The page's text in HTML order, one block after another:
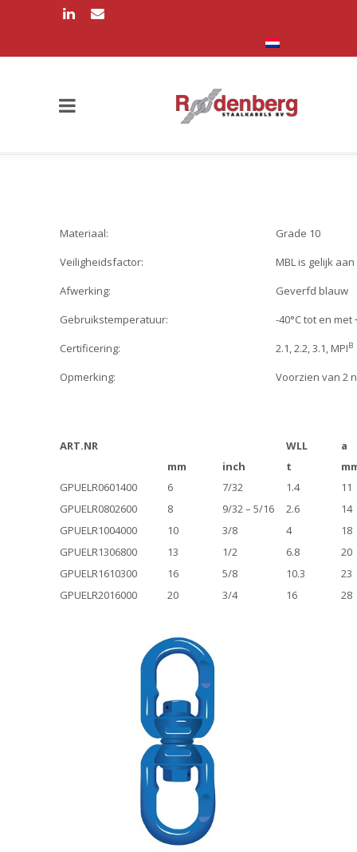
Materiaal:
Grade 10
Veiligheidsfactor:
MBL is gelijk aan
Afwerking:
Geverfd blauw
Gebruikstemperatuur:
-40°C tot en met
Certificering:
2.1, 2.2, 3.1, MPIB
Opmerking: Voorzien van 2
ART.NR WLL
a
mm
inch t
GPUELR0601400
6 7/32 1.4
11
GPUELR0802600
8 9/32 – 5/16 2.6
14
GPUELR1004000
10 3/8 4
18
GPUELR1306800
13 1/2 6.8
20
GPUELR1610300
16 5/8 10.3
23
GPUELR2016000
20 3/4 16 28